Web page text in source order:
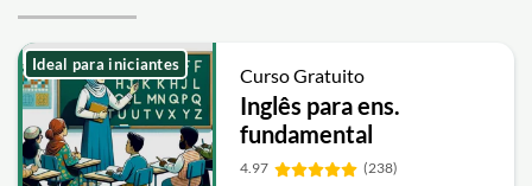
Curso Gratuito
Inglês para ens.
fundamental
4.97
(238)
Ideal para iniciantes